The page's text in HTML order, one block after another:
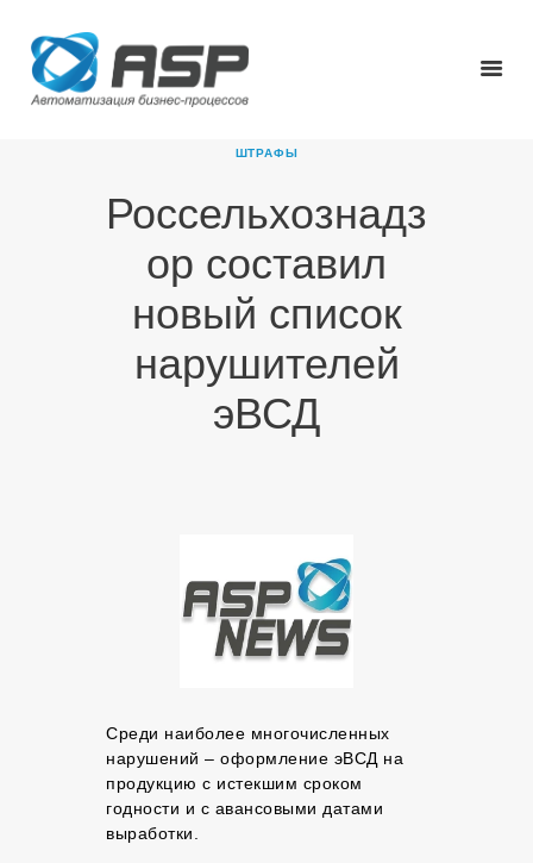
ШТРАФЫ
Россельхознадз
ор составил
новый список
нарушителей
эВСД
ГЛАВНАЯ
О КОМПАНИИ
НОВОСТИ
КАРЬЕРА
ПАРТНЕРЫ
КОНТАКТЫ
Среди наиболее многочисленных
нарушений – оформление эВСД на
продукцию с истекшим сроком
годности и с авансовыми датами
выработки.